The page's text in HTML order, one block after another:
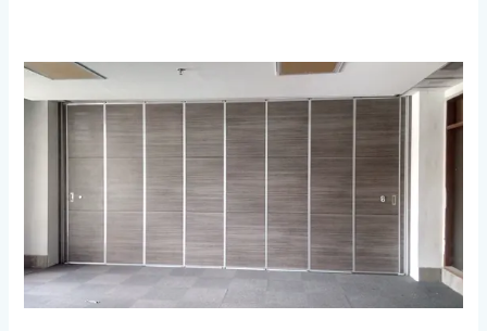
Manfaat
Menggunakan
Partisi